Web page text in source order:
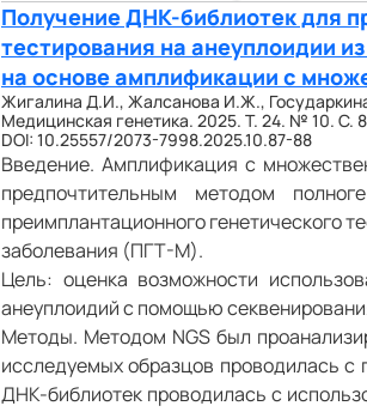
Получение ДНК-библиотек для
тестирования на анеуплоидии
на основе амплификации с
Жигалина Д.И., Жалсанова И.Ж.,
Медицинская генетика. 2025. Т. 24. № 10. С.
DOI: 10.25557/2073-7998.2025.10.87-88
Введение. Амплификация с
предпочтительным методом
преимплантационного генетического
заболевания (ПГТ-М).
Цель: оценка возможности
анеуплоидий с помощью
Методы. Методом NGS был
исследуемых образцов проводилась
ДНК-библиотек проводилась с